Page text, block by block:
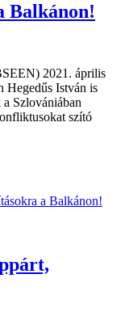
Balkánon!
2021. április
Hegedűs István is
a Szlovániában
szító
a Balkánon!